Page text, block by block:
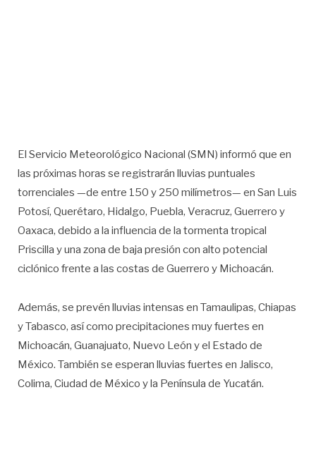
El Servicio Meteorológico Nacional (SMN) informó que en
las próximas horas se registrarán lluvias puntuales
torrenciales —de entre 150 y 250 milímetros— en San Luis
Potosí, Querétaro, Hidalgo, Puebla, Veracruz, Guerrero y
Oaxaca, debido a la influencia de la tormenta tropical
Priscilla y una zona de baja presión con alto potencial
ciclónico frente a las costas de Guerrero y Michoacán.
Además, se prevén lluvias intensas en Tamaulipas, Chiapas
y Tabasco, así como precipitaciones muy fuertes en
Michoacán, Guanajuato, Nuevo León y el Estado de
México. También se esperan lluvias fuertes en Jalisco,
Colima, Ciudad de México y la Península de Yucatán.